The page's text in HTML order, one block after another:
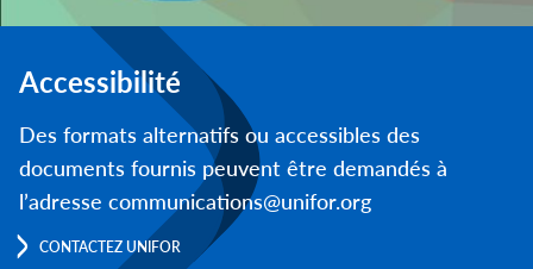
Accessibilité
Des formats alternatifs ou accessibles des
documents fournis peuvent être demandés à
l’adresse communications@unifor.org
CONTACTEZ UNIFOR